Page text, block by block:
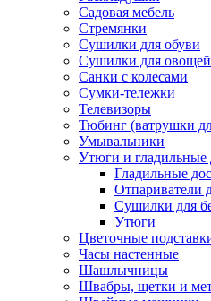
Садовая мебель
Стремянки
Сушилки для обуви
Сушилки для
Санки с колесами
Сумки-тележки
Телевизоры
Тюбинг (ватрушки
Умывальники
Утюги и гладильные
Гладильные
Отпариватели
Сушилки для
Утюги
Цветочные
Часы настенные
Шашлычницы
Швабры, щетки и